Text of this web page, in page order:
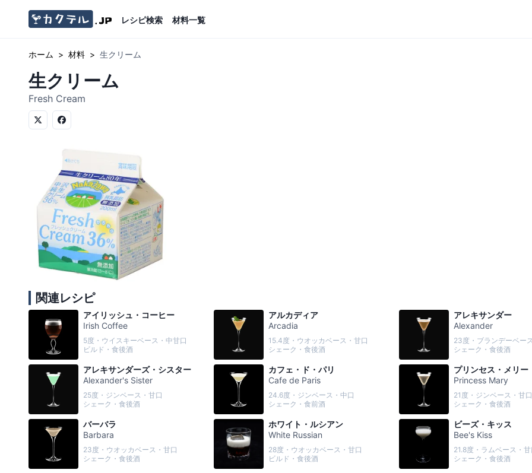
レシピ検索 材料一覧
ホーム > 材料 > 生クリーム
生クリーム
Fresh Cream
関連レシピ
アイリッシュ・コーヒー
Irish Coffee
5度・ウイスキーベース・中甘口
ビルド・食後酒
アルカディア
Arcadia
15.4度・ウオッカベース・甘口
シェーク・食後酒
アレキサンダー
Alexander
23度・ブランデーベー
シェーク・食後酒
アレキサンダーズ・シスター
Alexander's Sister
25度・ジンベース・甘口
シェーク・食後酒
カフェ・ド・パリ
Cafe de Paris
24.6度・ジンベース・中口
シェーク・食前酒
プリンセス・メリー
Princess Mary
21度・ジンベース・甘口
シェーク・食後酒
バーバラ
Barbara
23度・ウオッカベース・甘口
シェーク・食後酒
ホワイト・ルシアン
White Russian
28度・ウオッカベース・甘口
ビルド・食後酒
ビーズ・キッス
Bee's Kiss
21.8度・ラムベース・甘
シェーク・食後酒